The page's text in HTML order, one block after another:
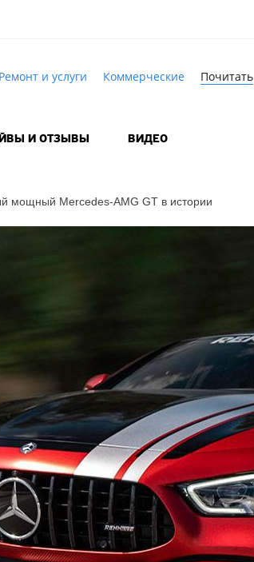
Ремонт и услуги Коммерческие Почитать
И ОТЗЫВЫ ВИДЕО
мощный Mercedes-AMG GTв истории